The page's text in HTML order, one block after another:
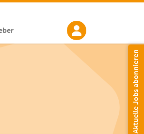
Aktuelle Jobs abonnieren